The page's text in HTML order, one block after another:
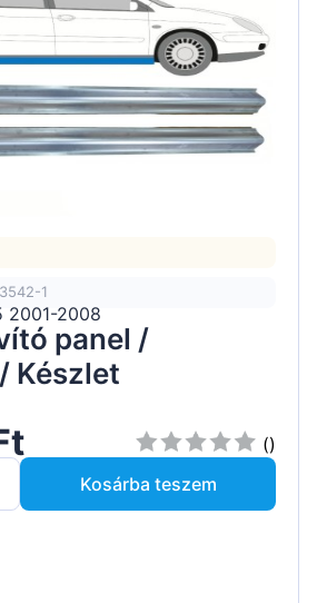
1
2001-2008
panel /
Készlet
()
Kosárba teszem